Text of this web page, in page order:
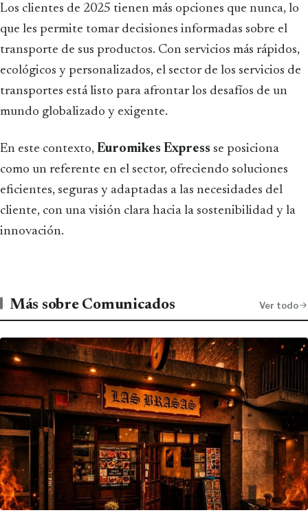
Los clientes de 2025 tienen más opciones que nunca, lo
que les permite tomar decisiones informadas sobre el
transporte de sus productos. Con servicios más rápidos,
ecológicos y personalizados, el sector de los servicios de
transportes está listo para afrontar los desafíos de un
mundo globalizado y exigente.
En este contexto, Euromikes Express se posiciona
como un referente en el sector, ofreciendo soluciones
eficientes, seguras y adaptadas a las necesidades del
cliente, con una visión clara hacia la sostenibilidad y la
innovación.
Más sobre Comunicados Ver todo